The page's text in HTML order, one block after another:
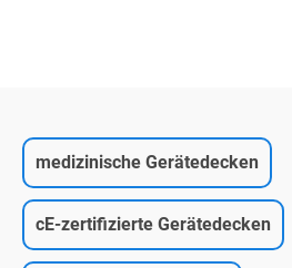
medizinische Gerätedecken
cE-zertifizierte Gerätedecken